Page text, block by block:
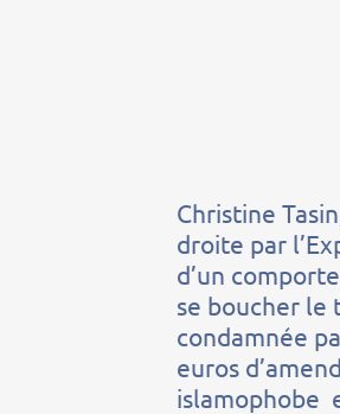
Christine
droite par
d’un
se boucher le
condamnée
euros
islamophobe